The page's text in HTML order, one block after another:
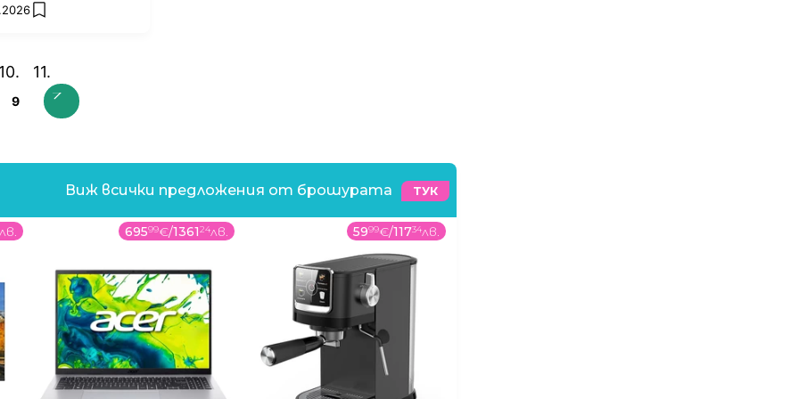
add favorites
9
Виж всички предложения от брошурата ТУК
лв. 69599€/136124лв. 5999€/11734лв.